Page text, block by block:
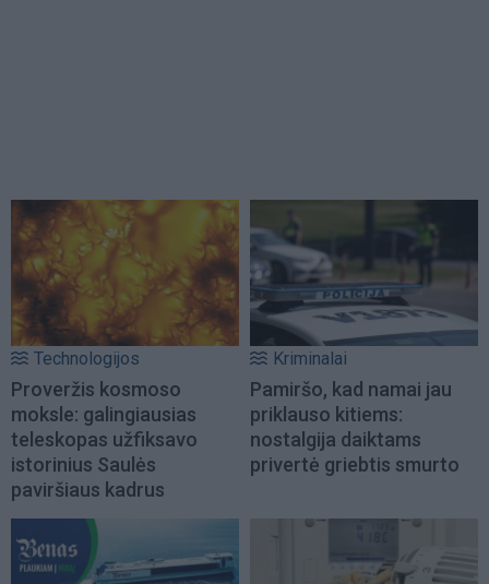
Technologijos
Proveržis kosmoso
moksle: galingiausias
teleskopas užfiksavo
istorinius Saulės
paviršiaus kadrus
Kriminalai
Pamiršo, kad namai jau
priklauso kitiems:
nostalgija daiktams
privertė griebtis smurto